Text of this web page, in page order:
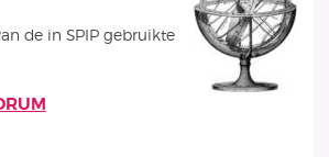
de in SPIP gebruikte
rubriek